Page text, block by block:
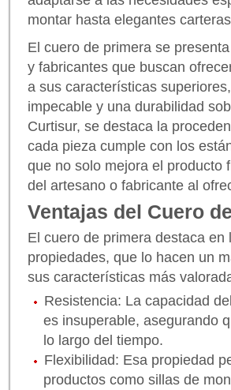
montar hasta elegantes
El cuero de primera se
y fabricantes que buscan
a sus características
impecable y una durabilidad
Curtisur, se destaca la
cada pieza cumple con los
que no solo mejora el producto
del artesano o fabricante al
Ventajas del Cuero
El cuero de primera destaca
propiedades, que lo hacen un
sus características más
Resistencia: La capacidad
es insuperable, asegurando
lo largo del tiempo.
Flexibilidad: Esa propiedad
productos como sillas de